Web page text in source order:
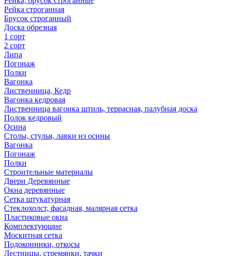
Рейка строганная
Брусок строганный
Доска обрезная
1 сорт
2 сорт
Липа
Погонаж
Полки
Вагонка
Лиственница, Кедр
Вагонка кедровая
Лиственница вагонка штиль, террасная, палубная доска
Полок кедровый
Осина
Столы, стулья, лавки из осины
Вагонка
Погонаж
Полки
Строительные материалы
Двери Деревянные
Окна деревянные
Сетка штукатурная
Стеклохолст, фасадная, малярная сетка
Пластиковые окна
Комплектующие
Москитная сетка
Подоконники, откосы
Лестницы, стремянки, тачки